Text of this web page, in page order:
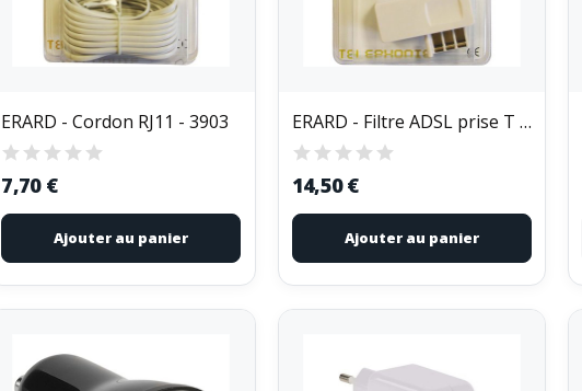
ERARD - Cordon RJ11 - 3903
7,70 €
Ajouter au panier
ERARD - Filtre ADSL prise T - 3785
14,50 €
Ajouter au panier